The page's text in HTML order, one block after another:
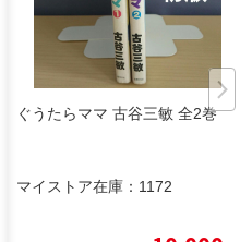
ぐうたらママ 古谷三敏 全2巻
マイストア在庫： 1172